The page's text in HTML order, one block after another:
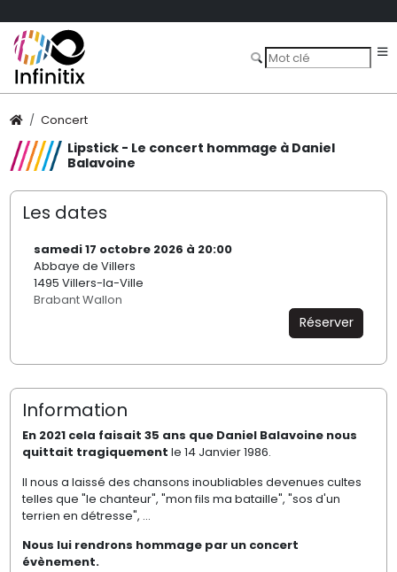
Concert
Lipstick - Le concert hommage à Daniel
Balavoine
Les dates
samedi 17 octobre 2026 à 20:00
Abbaye de Villers
1495 Villers-la-Ville
Brabant Wallon
Réserver
Information
En 2021 cela faisait 35 ans que Daniel Balavoine nous
quittait tragiquement le 14 Janvier 1986.
Il nous a laissé des chansons inoubliables devenues cultes
telles que "le chanteur", "mon fils ma bataille", "sos d'un
terrien en détresse", ...
Nous lui rendrons hommage par un concert
évènement.